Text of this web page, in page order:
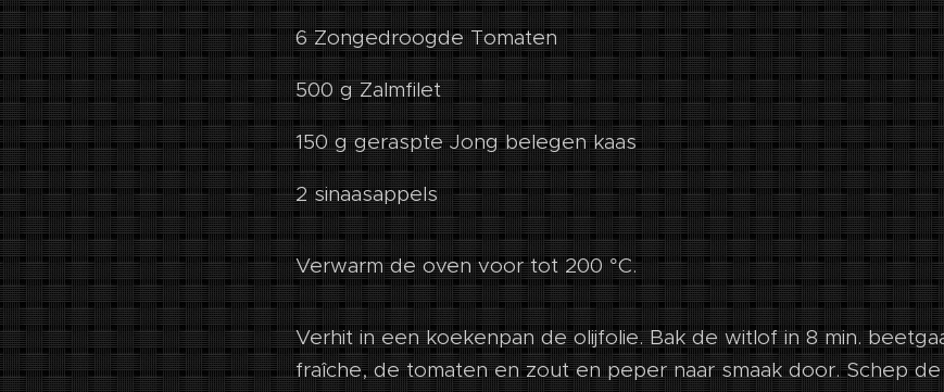
6 Zongedroogde Tomaten
500 g Zalmfilet
150 g geraspte Jong belegen kaas
2 sinaasappels
Verwarm de oven voor tot 200 °C.
Verhit in een koekenpan de olijfolie. Bak de witlof in 8 min.
fraîche, de tomaten en zout en peper naar smaak door. Schep